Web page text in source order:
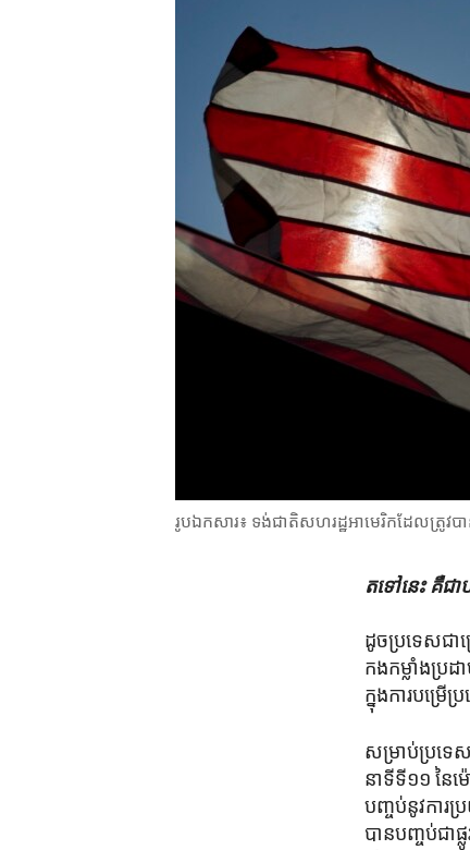
IDEALS AND INSTITUTIONS
រូបឯកសារ៖ ទង់ជាតិ​សហរដ្ឋ​អាមេរិក​ដែល​ត្រូវ​ប
តទៅ​នេះ គឺ​ជា​
ដូច​ប្រទេស​ជាច្
កងកម្លាំង​ប្រ
ក្នុង​ការបម្រើ​
សម្រាប់​ប្រទេ
នាទី​ទី១១ នៃ​ម៉
បញ្ចប់​នូវការ​ប្
បាន​បញ្ចប់​ជា